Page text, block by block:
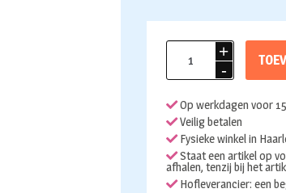
Folieballon
mom
be
roze
35cm
aantal
Op werkdagen voor
Veilig betalen
Fysieke winkel in
Staat een artikel op
afhalen, tenzij bij het
Hofleverancier: een